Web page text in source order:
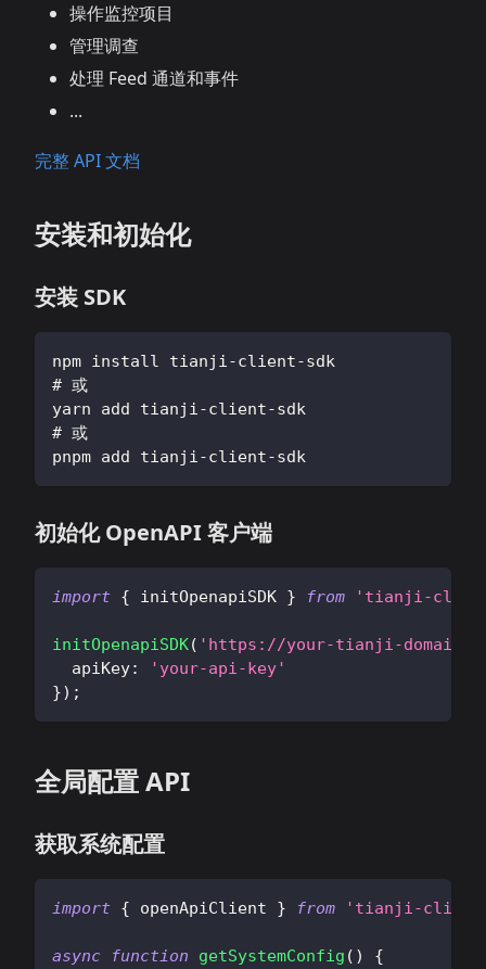
操作监控项目
管理调查
处理 Feed 通道和事件
...
完整 API 文档
安装和初始化
安装 SDK
npm install tianji-client-sdk
# 或
yarn add tianji-client-sdk
# 或
pnpm add tianji-client-sdk
初始化 OpenAPI 客户端
import { initOpenapiSDK } from 'tianji-
initOpenapiSDK( 'https://your-tianji-
apiKey:
'your-api-key'
}) ;
全局配置 API
获取系统配置
import { openApiClient } from 'tianji-
async function getSystemConfig ( )
{